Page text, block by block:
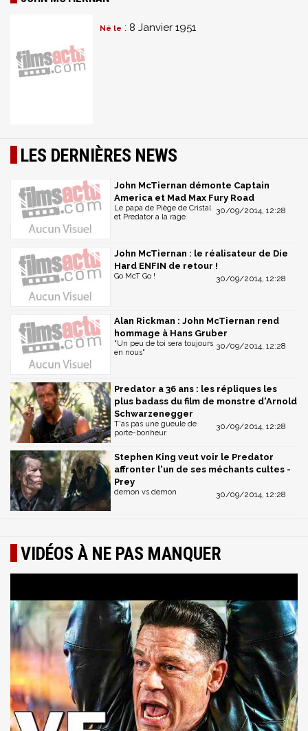
Né le : 8 Janvier 1951
LES DERNIÈRES NEWS
John McTiernan démonte Captain
America et Mad Max Fury Road
30/09/2014, 12:28
Le papa de Piège de Cristal
et Predator a la rage
John McTiernan : le réalisateur de Die
Hard ENFIN de retour !
30/09/2014, 12:28
Go McT Go !
Alan Rickman : John McTiernan rend
hommage à Hans Gruber
30/09/2014, 12:28
"Un peu de toi sera toujours
en nous"
Predator a 36 ans : les répliques les
plus badass du film de monstre d'Arnold
Schwarzenegger
30/09/2014, 12:28
T'as pas une gueule de
porte-bonheur
Stephen King veut voir le Predator
affronter l'un de ses méchants cultes -
Prey
30/09/2014, 12:28
demon vs demon
VIDÉOS À NE PAS MANQUER